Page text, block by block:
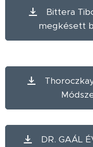
Bittera
megkésett
DR. GAÁL